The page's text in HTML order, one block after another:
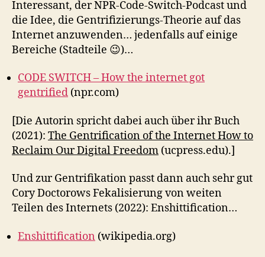
Interessant, der NPR-Code-Switch-Podcast und
die Idee, die Gentrifizierungs-Theorie auf das
Internet anzuwenden… jedenfalls auf einige
Bereiche (Stadteile 😉)…
CODE SWITCH – How the internet got
gentrified (npr.com)
[Die Autorin spricht dabei auch über ihr Buch
(2021): The Gentrification of the Internet How to
Reclaim Our Digital Freedom (ucpress.edu).]
Und zur Gentrifikation passt dann auch sehr gut
Cory Doctorows Fekalisierung von weiten
Teilen des Internets (2022): Enshittification…
Enshittification (wikipedia.org)